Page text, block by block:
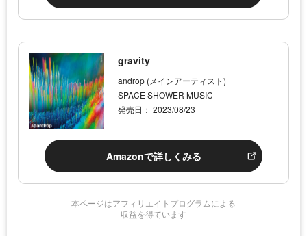
gravity
androp (メインアーティスト)
SPACE SHOWER MUSIC
発売日： 2023/08/23
Amazonで詳しくみる
本ページはアフィリエイトプログラムによる
収益を得ています